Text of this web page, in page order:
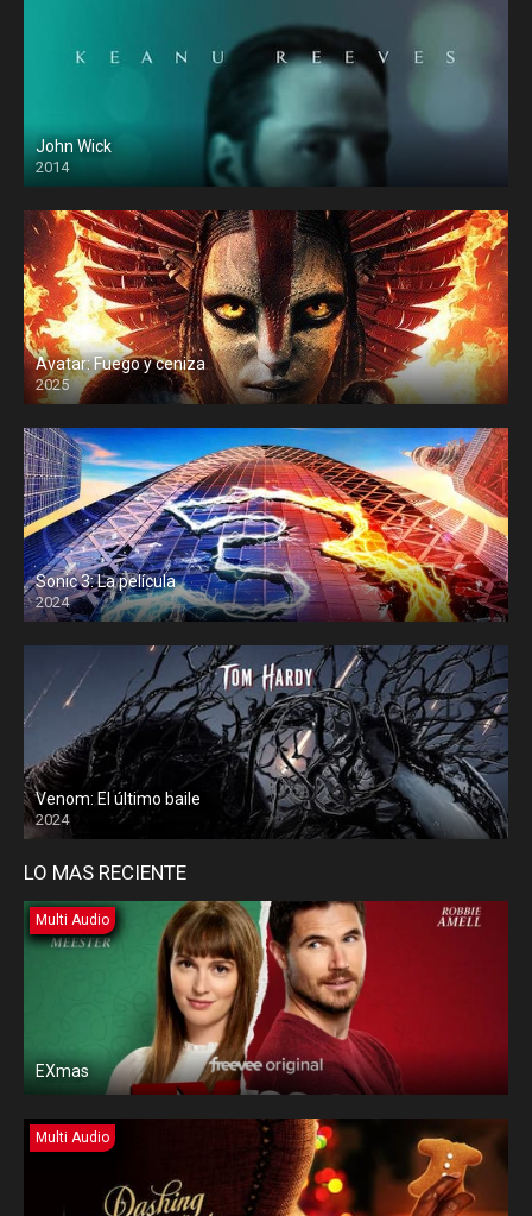
John Wick
2014
Avatar: Fuego y ceniza
2025
Sonic 3: La película
2024
Venom: El último baile
2024
LO MAS RECIENTE
Multi Audio
EXmas
Multi Audio